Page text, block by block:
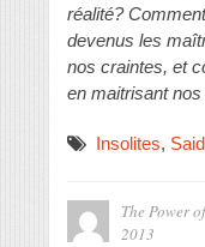
réalité?
devenus les
nos craintes, et
en maitrisant
Insolites,
The Power
2013